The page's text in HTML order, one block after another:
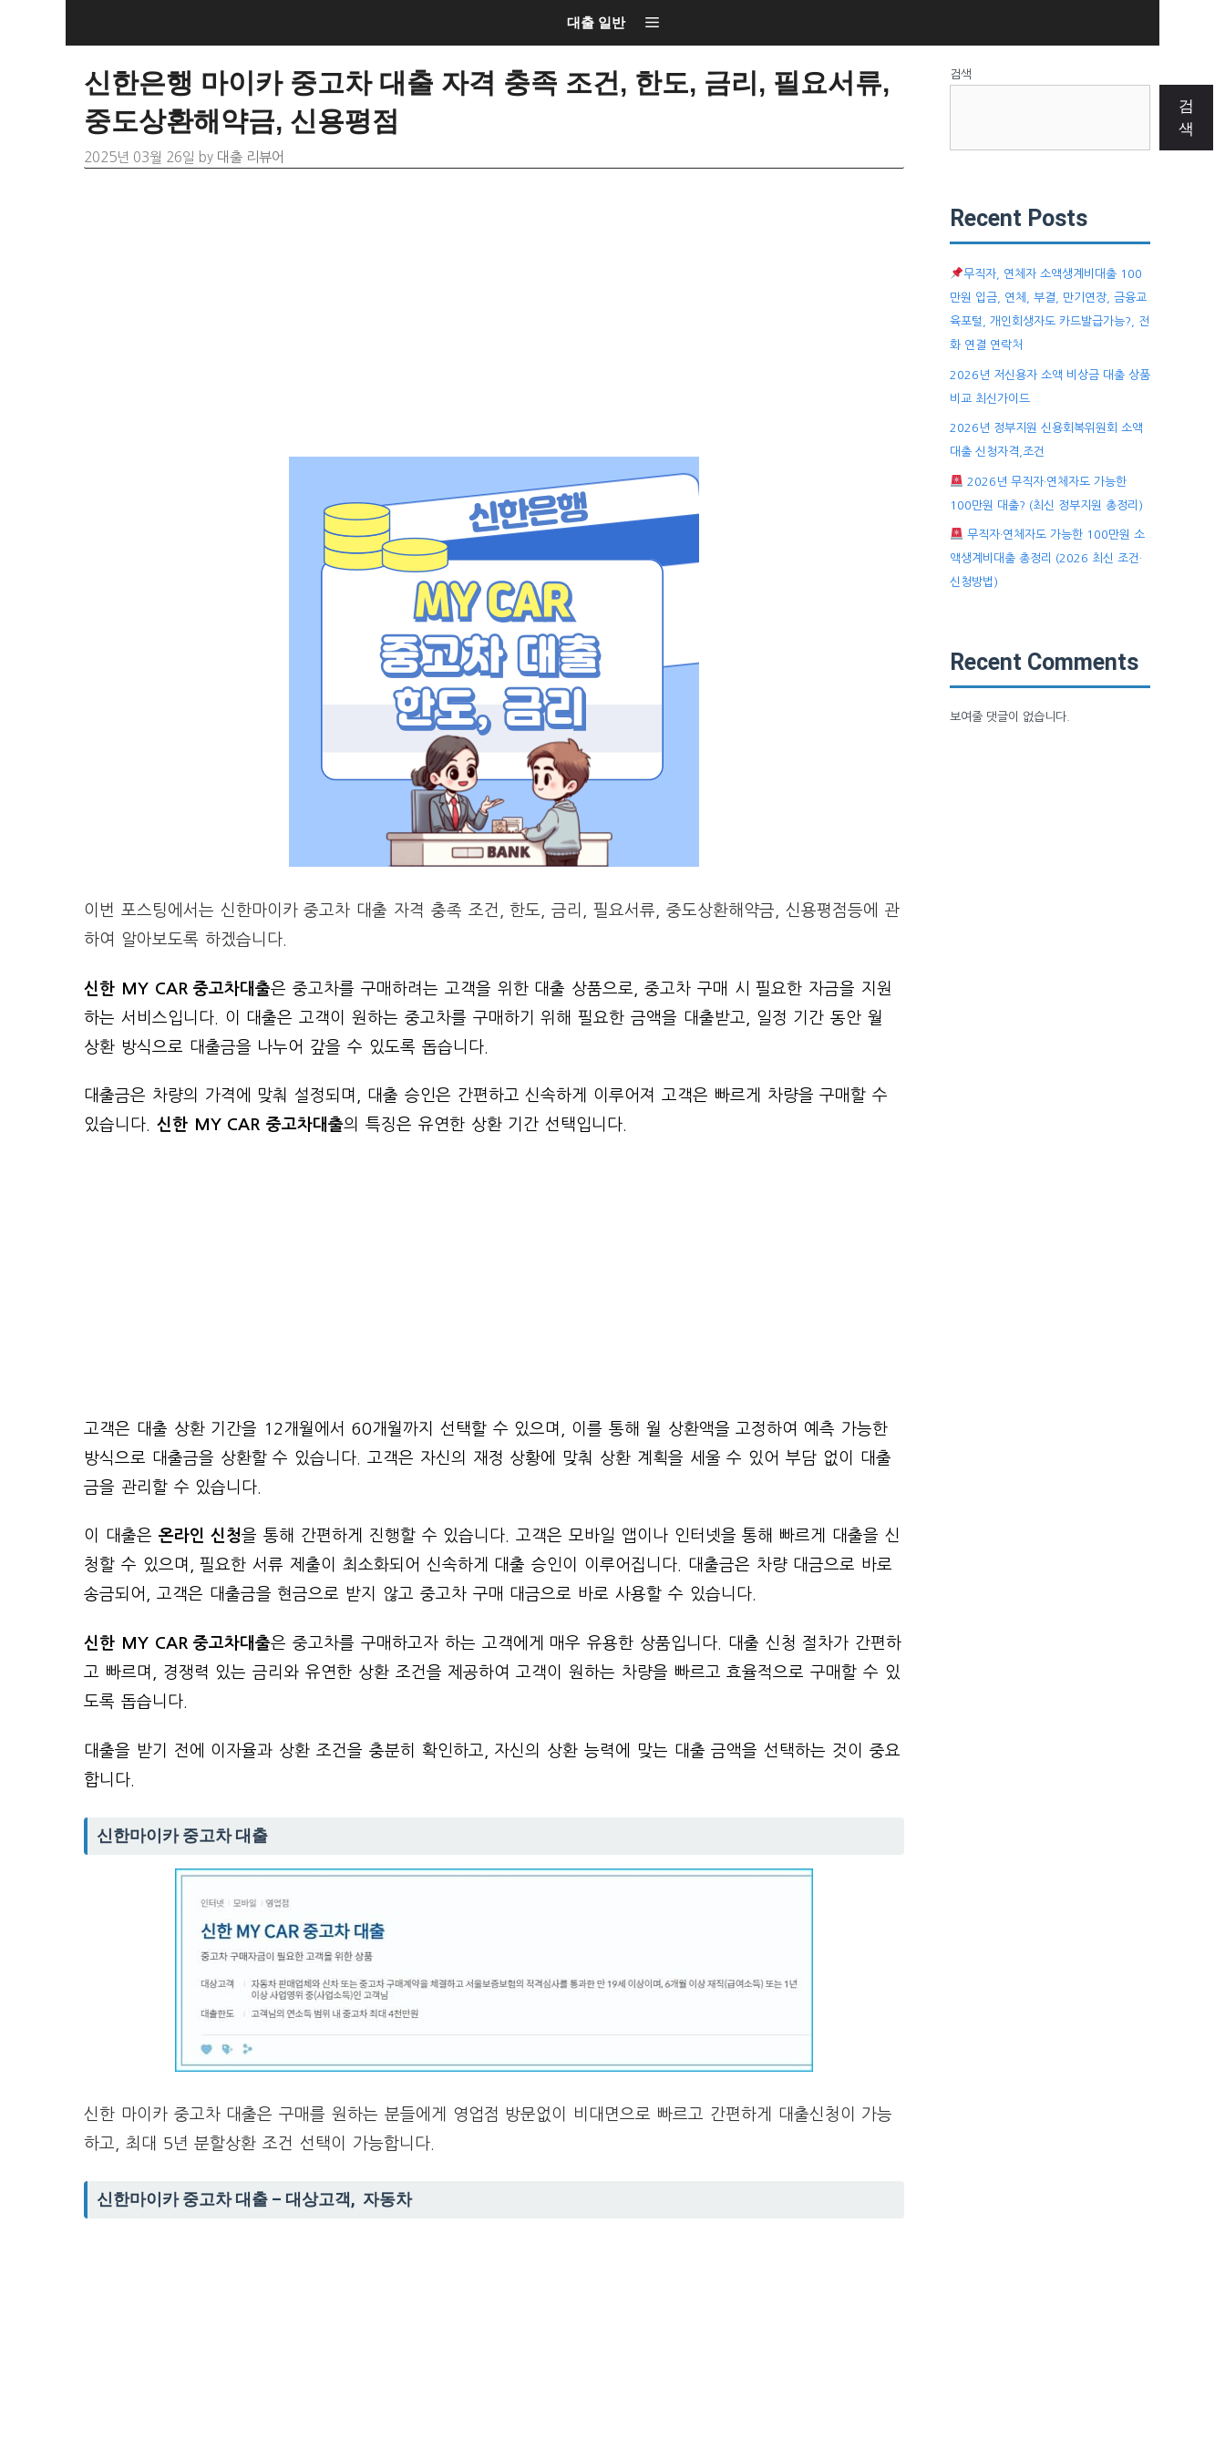
대출 일반
신한은행 마이카 중고차 대출 자격 충족 조건, 한도, 금리, 필요서류,
중도상환해약금, 신용평점
2025년 03월 26일 by 대출 리뷰어
이번 포스팅에서는 신한마이카 중고차 대출 자격 충족 조건, 한도, 금리, 필요서류, 중도상환해약금, 신용평점등에 관
하여 알아보도록 하겠습니다.
신한 MY CAR 중고차대출은 중고차를 구매하려는 고객을 위한 대출 상품으로, 중고차 구매 시 필요한 자금을 지원
하는 서비스입니다. 이 대출은 고객이 원하는 중고차를 구매하기 위해 필요한 금액을 대출받고, 일정 기간 동안 월
상환 방식으로 대출금을 나누어 갚을 수 있도록 돕습니다.
대출금은 차량의 가격에 맞춰 설정되며, 대출 승인은 간편하고 신속하게 이루어져 고객은 빠르게 차량을 구매할 수
있습니다. 신한 MY CAR 중고차대출의 특징은 유연한 상환 기간 선택입니다.
고객은 대출 상환 기간을 12개월에서 60개월까지 선택할 수 있으며, 이를 통해 월 상환액을 고정하여 예측 가능한
방식으로 대출금을 상환할 수 있습니다. 고객은 자신의 재정 상황에 맞춰 상환 계획을 세울 수 있어 부담 없이 대출
금을 관리할 수 있습니다.
이 대출은 온라인 신청을 통해 간편하게 진행할 수 있습니다. 고객은 모바일 앱이나 인터넷을 통해 빠르게 대출을 신
청할 수 있으며, 필요한 서류 제출이 최소화되어 신속하게 대출 승인이 이루어집니다. 대출금은 차량 대금으로 바로
송금되어, 고객은 대출금을 현금으로 받지 않고 중고차 구매 대금으로 바로 사용할 수 있습니다.
신한 MY CAR 중고차대출은 중고차를 구매하고자 하는 고객에게 매우 유용한 상품입니다. 대출 신청 절차가 간편하
고 빠르며, 경쟁력 있는 금리와 유연한 상환 조건을 제공하여 고객이 원하는 차량을 빠르고 효율적으로 구매할 수 있
도록 돕습니다.
대출을 받기 전에 이자율과 상환 조건을 충분히 확인하고, 자신의 상환 능력에 맞는 대출 금액을 선택하는 것이 중요
합니다.
신한마이카 중고차 대출
신한 마이카 중고차 대출은 구매를 원하는 분들에게 영업점 방문없이 비대면으로 빠르고 간편하게 대출신청이 가능
하고, 최대 5년 분할상환 조건 선택이 가능합니다.
신한마이카 중고차 대출 – 대상고객, 자동차
검색
검
색
Recent Posts
무직자, 연체자 소액생계비대출 100
만원 입금, 연체, 부결, 만기연장, 금융교
육포털, 개인회생자도 카드발급가능?, 전
화 연결 연락처
2026년 저신용자 소액 비상금 대출 상품
비교 최신가이드
2026년 정부지원 신용회복위원회 소액
대출 신청자격,조건
2026년 무직자·연체자도 가능한
100만원 대출? (최신 정부지원 총정리)
무직자·연체자도 가능한 100만원 소
액생계비대출 총정리 (2026 최신 조건·
신청방법)
Recent Comments
보여줄 댓글이 없습니다.